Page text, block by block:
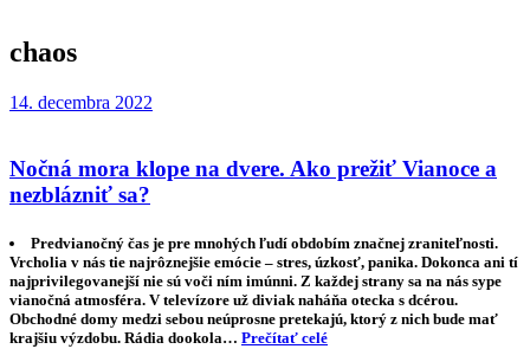
chaos
14. decembra 2022
Nočná mora klope na dvere. Ako prežiť Vianoce a
nezblázniť sa?
Predvianočný čas je pre mnohých ľudí obdobím značnej zraniteľnosti.
Vrcholia v nás tie najrôznejšie emócie – stres, úzkosť, panika. Dokonca ani tí
najprivilegovanejší nie sú voči ním imúnni. Z každej strany sa na nás sype
vianočná atmosféra. V televízore už diviak naháňa otecka s dcérou.
Obchodné domy medzi sebou neúprosne pretekajú, ktorý z nich bude mať
krajšiu výzdobu. Rádia dookola… Prečítať celé